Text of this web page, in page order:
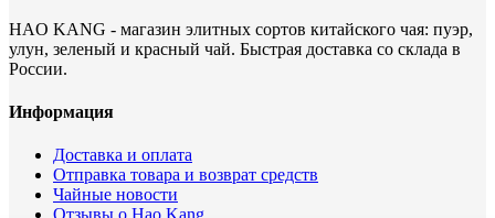
HAO KANG - магазин элитных сортов китайского чая: пуэр,
улун, зеленый и красный чай. Быстрая доставка со склада в
России.
Информация
Доставка и оплата
Отправка товара и возврат средств
Чайные новости